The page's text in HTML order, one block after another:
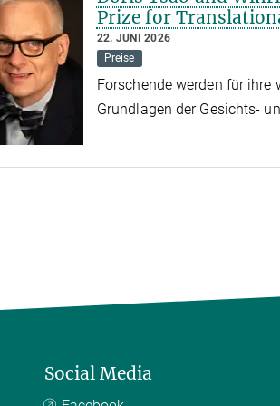
Prize for
22. JUNI 2026
Preise
Forschende werden für ihre
Grundlagen der Gesichts-
Social Media